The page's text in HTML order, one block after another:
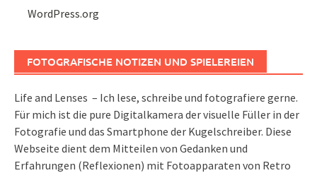
WordPress.org
FOTOGRAFISCHE NOTIZEN UND SPIELEREIEN
Life and Lenses – Ich lese, schreibe und fotografiere gerne.
Für mich ist die pure Digitalkamera der visuelle Füller in der
Fotografie und das Smartphone der Kugelschreiber. Diese
Webseite dient dem Mitteilen von Gedanken und
Erfahrungen (Reflexionen) mit Fotoapparaten von Retro